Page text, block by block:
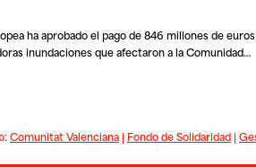
ha aprobado el pago de 846 millones de
inundaciones que afectaron a la Comunidad…
Comunitat Valenciana| Fondo de Solidaridad|